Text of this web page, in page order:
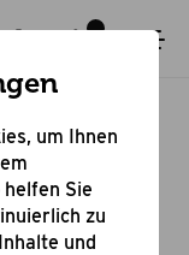
23 cm
um Ihnen
helfen Sie
zu
und